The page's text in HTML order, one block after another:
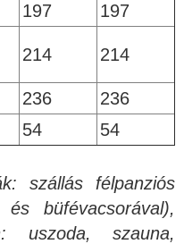
197
197
214 214
236
236
54 54
szállás félpanziós
és büfévacsorával),
uszoda, szauna,